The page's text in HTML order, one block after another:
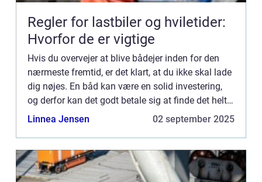
Regler for lastbiler og hviletider:
Hvorfor de er vigtige
Hvis du overvejer at blive bådejer inden for den
nærmeste fremtid, er det klart, at du ikke skal lade
dig nøjes. En båd kan være en solid investering,
og derfor kan det godt betale sig at finde det helt
rigtige båddesign. Ved at søge online kan du si...
Linnea Jensen 02 september 2025